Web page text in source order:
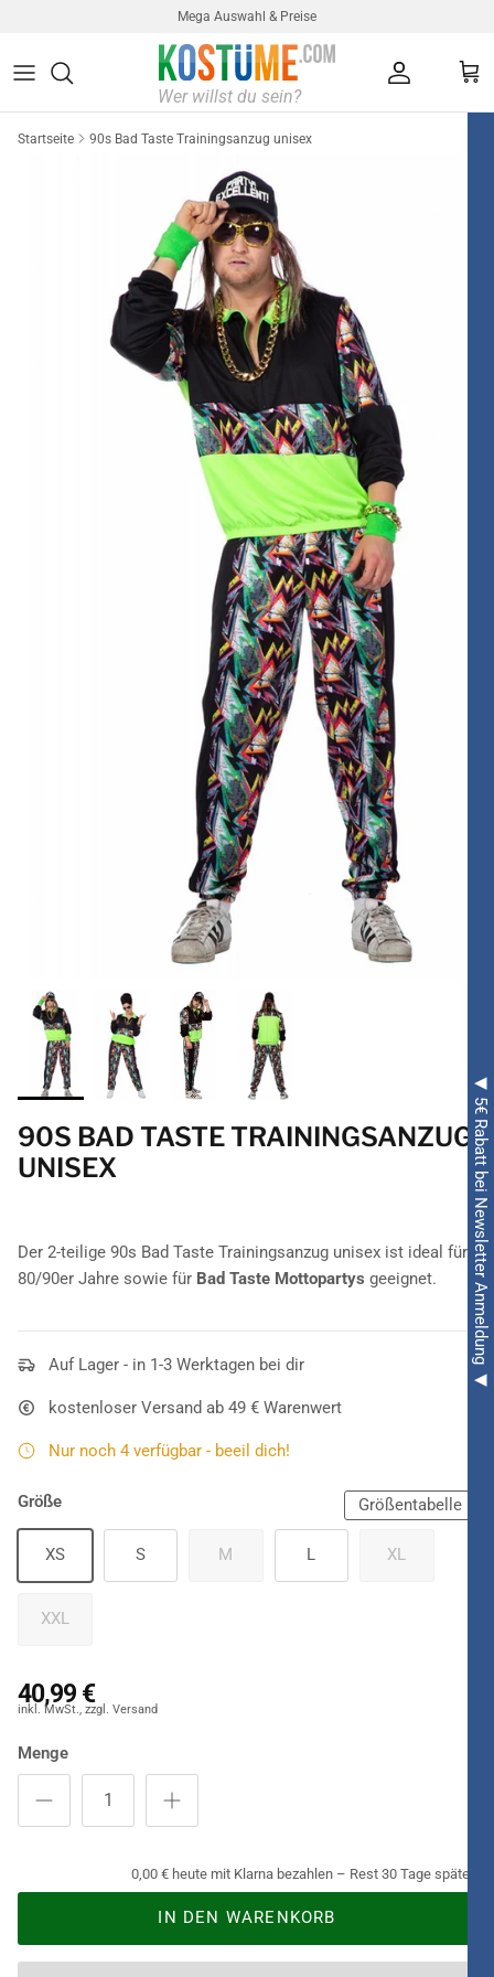
Mega Auswahl & Preise
◀ 5€ Rabatt bei Newsletter Anmeldung ◀
Startseite 90s Bad Taste Trainingsanzug unisex
90S BAD TASTE TRAININGSANZUG
UNISEX
Der 2-teilige 90s Bad Taste Trainingsanzug unisex ist ideal für
80/90er Jahre sowie für Bad Taste Mottopartys geeignet.
Auf Lager - in 1-3 Werktagen bei dir
kostenloser Versand ab 49 € Warenwert
Nur noch 4 verfügbar - beeil dich!
Größe Größentabelle
XS S M L XL
XXL
40,99 €
Menge
0,00 € heute mit Klarna bezahlen – Rest 30 Tage später.
IN DEN WARENKORB